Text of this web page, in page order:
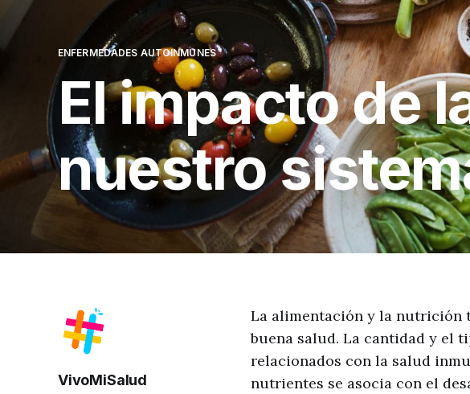
ENFERMEDADES AUTOINMUNES
El impacto de
nuestro
VivoMiSalud
La alimentación y la nutrición
buena salud. La cantidad y el
relacionados con la salud
nutrientes se asocia con el